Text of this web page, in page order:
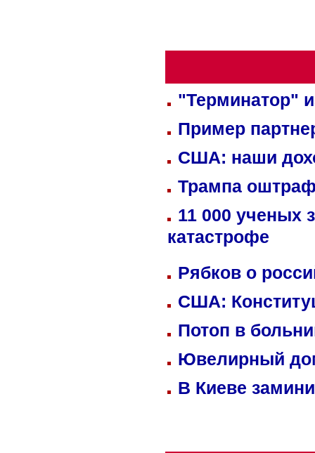
"Терминатор"
Пример
США: наши
Трампа
11 000 ученых
катастрофе
Рябков о
США:
Потоп в
Ювелирный
В Киеве